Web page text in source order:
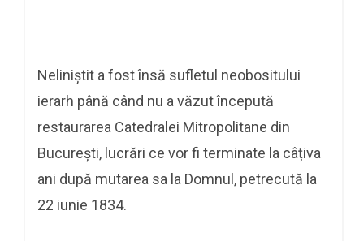
Neliniștit a fost însă sufletul neobositului
ierarh până când nu a văzut începută
restaurarea Catedralei Mitropolitane din
București, lucrări ce vor fi terminate la câțiva
ani după mutarea sa la Domnul, petrecută la
22 iunie 1834.